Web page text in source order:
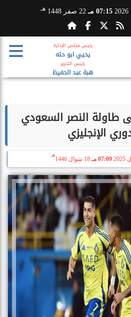
07:15 مـ 22 صفر 1448 هـ
رئيس مجلس الإدارة
يحيي ابو حته
رئيس التحرير
هبة عبد الحفيظ
طاولة النصر السعودي
الإنجليزي
07:09 مـ 18 شوال 1446
هـ